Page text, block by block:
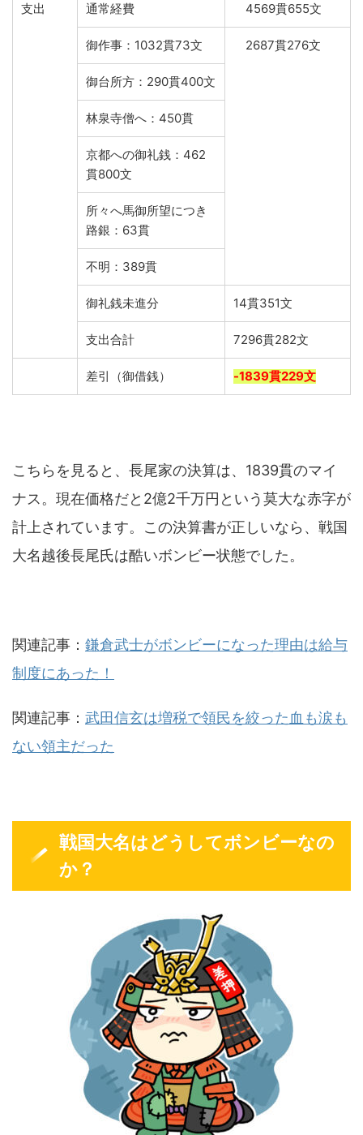
支出 通常経費 4569貫655文
御作事：1032貫73文 2687貫276文
御台所方：290貫400文
林泉寺僧へ：450貫
京都への御礼銭：462
貫800文
所々へ馬御所望につき
路銀：63貫
不明：389貫
御礼銭未進分 14貫351文
支出合計 7296貫282文
差引（御借銭） -1839貫229文
こちらを見ると、長尾家の決算は、1839貫のマイ
ナス。現在価格だと2億2千万円という莫大な赤字が
計上されています。この決算書が正しいなら、戦国
大名越後長尾氏は酷いボンビー状態でした。
関連記事： 鎌倉武士がボンビーになった理由は給与
制度にあった！
関連記事： 武田信玄は増税で領民を絞った血も涙も
ない領主だった
戦国大名はどうしてボンビーなの
か？